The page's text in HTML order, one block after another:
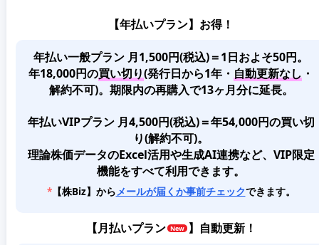
【年払いプラン】お得！
年払い一般プラン 月1,500円(税込)＝1日およそ50円。
年18,000円の買い切り(発行日から1年・ 自動更新なし ・
解約不可)。期限内の再購入で13ヶ月分に延長。
年払いVIPプラン 月4,500円(税込)＝年54,000円の買い切
り(解約不可)。
理論株価データのExcel活用や生成AI連携など、VIP限定
機能をすべて利用できます。
*【株Biz】から メールが届くか事前チェックできます。
【月払いプラン 】自動更新！